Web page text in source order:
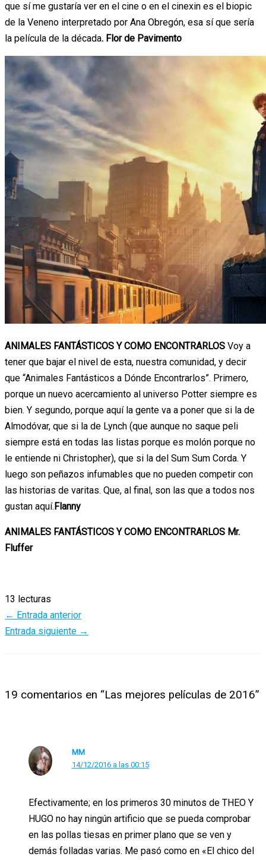
que sí me gustaría ver en el cine o en el cinexin es el biopic
de la Veneno interpretado por Ana Obregón, esa sí que sería
la película de la década. Flor de Pavimento
ANIMALES FANTÁSTICOS Y COMO ENCONTRARLOS Voy a
tener que bajar el nivel de esta, nuestra comunidad, y decir
que “Animales Fantásticos a Dónde Encontrarlos”. Primero,
porque un nuevo acercamiento al universo Potter siempre es
bien. Y segundo, porque aquí la gente va a poner que si la de
Almodóvar, que si la de Lynch (que aunque no saque peli
siempre está en todas las listas porque es molón porque no
le entiende ni Christopher), que si la del Sum Sum Corda. Y
luego son peñazos infumables que no pueden competir con
las historias de varitas. Que, al final, son las que a todos nos
gustan aquí.Flanny
ANIMALES FANTÁSTICOS Y COMO ENCONTRARLOS Mr.
Fluffer
13 lecturas
← Entrada anterior
Entrada siguiente →
19 comentarios en “Las mejores películas de 2016”
MM
14/12/2016 a las 00:15
Efectivamente; en los primeros 30 minutos de THEO Y
HUGO no hay ningún artificio que se pueda comprobar
en las pollas tiesas en primer plano que se ven y
demás folladas varias. Me pasó como en «El chico del